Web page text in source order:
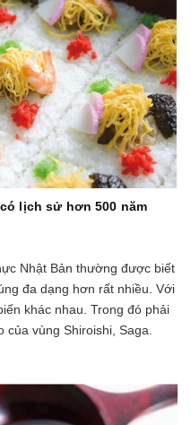
lịch sử hơn 500 năm
Nhật Bản thường được biết
đa dạng hơn rất nhiều. Với
khác nhau. Trong đó phải
vùng Shiroishi, Saga.